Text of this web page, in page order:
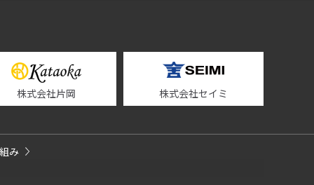
株式会社片岡 株式会社セイミ
み